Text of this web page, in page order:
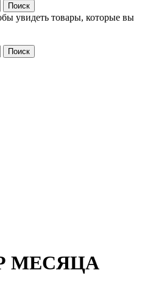
Поиск
увидеть товары, которые вы
Поиск
МЕСЯЦА